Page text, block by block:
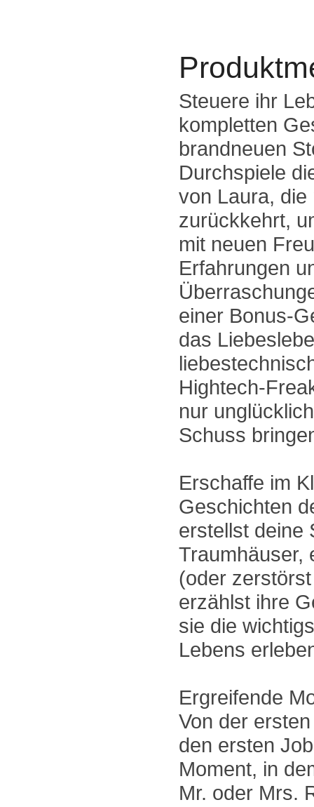
Steuere ihr
kompletten
brandneuen
Durchspiele
von Laura,
zurückkehrt,
mit neuen
Erfahrungen
einer Bonus-
das
Hightech-
nur
Schuss
Erschaffe im
Geschichten
erstellst deine
Traumhäuser,
(oder
erzählst ihre
sie die
Lebens
Ergreifende
Von der
den ersten
Moment, in
Mr. oder Mrs.